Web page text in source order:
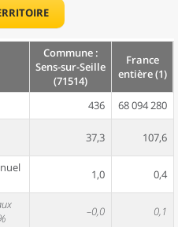
Commune :
Sens-sur-Seille
(71514)
France
entière (1)
436
68 094 280
37,3 107,6
1,0 0,4
–0,0 0,1